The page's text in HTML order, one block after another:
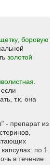
, боровую
золотой
если
т.к. она
- препарат из
по 1
в течение